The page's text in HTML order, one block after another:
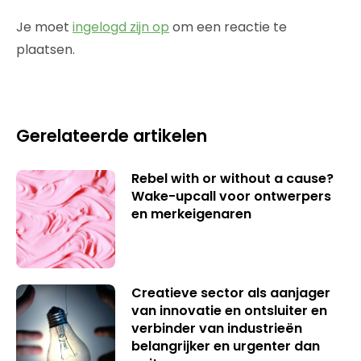
Je moet ingelogd zijn op om een reactie te
plaatsen.
Gerelateerde artikelen
Rebel with or without a cause?
Wake-upcall voor ontwerpers
en merkeigenaren
Creatieve sector als aanjager
van innovatie en ontsluiter en
verbinder van industrieën
belangrijker en urgenter dan